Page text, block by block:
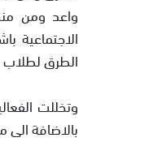
واعد ومن
الاجتماعية
الطرق
وتخللت
بالاضافة